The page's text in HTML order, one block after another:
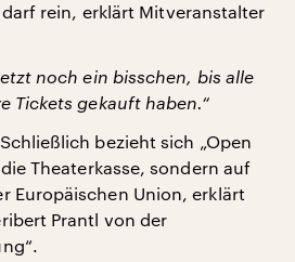
rein, erklärt Mitveranstalter
noch ein bisschen, bis alle
Tickets gekauft haben.“
bezieht sich „Open
Theaterkasse, sondern auf
Europäischen Union, erklärt
Prantl von der